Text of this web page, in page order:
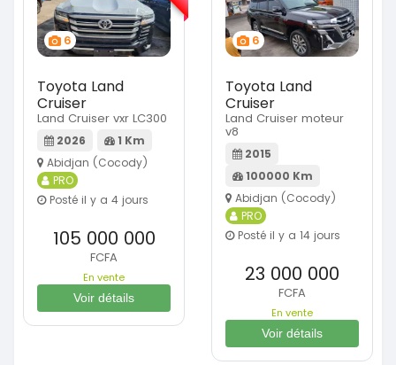
6
Toyota Land
Cruiser
Land Cruiser vxr LC300
2026
1 Km
Abidjan (Cocody)
PRO
Posté il y a 4 jours
105 000 000
FCFA
En vente
Voir détails
6
Toyota Land
Cruiser
Land Cruiser moteur
v8
2015
100000 Km
Abidjan (Cocody)
PRO
Posté il y a 14 jours
23 000 000
FCFA
En vente
Voir détails